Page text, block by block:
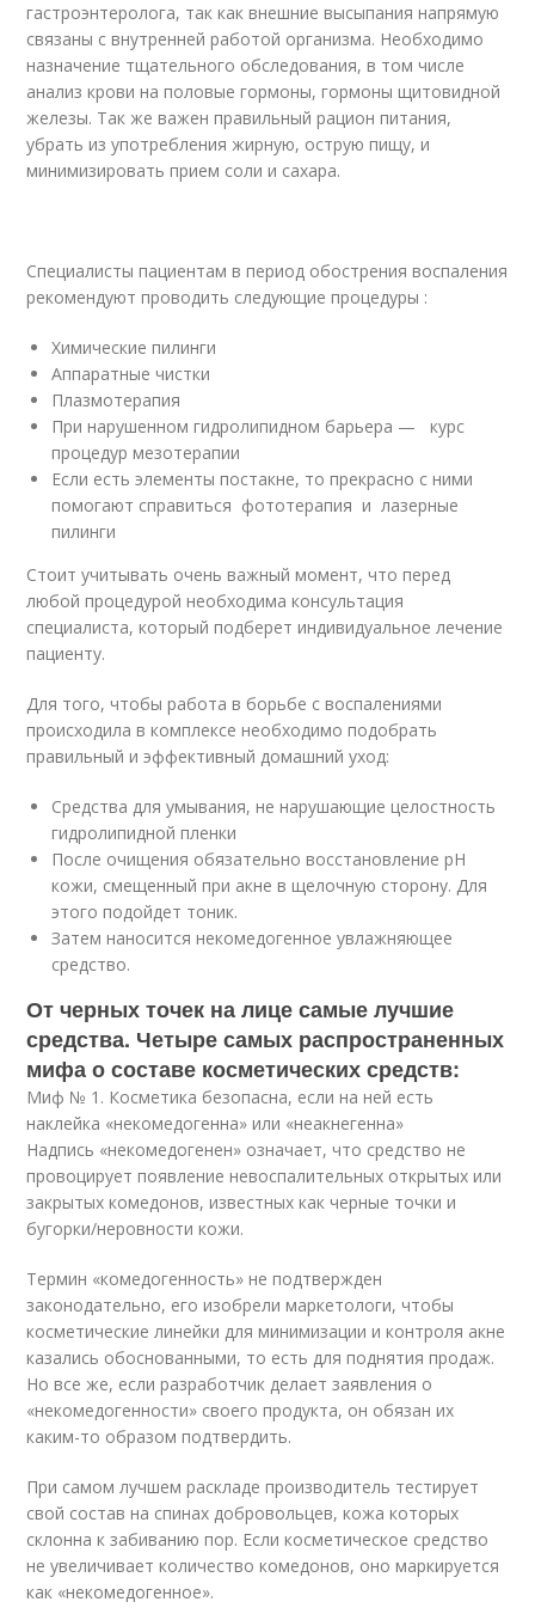
гастроэнтеролога, так как внешние высыпания напрямую
связаны с внутренней работой организма. Необходимо
назначение тщательного обследования, в том числе
анализ крови на половые гормоны, гормоны щитовидной
железы. Так же важен правильный рацион питания,
убрать из употребления жирную, острую пищу, и
минимизировать прием соли и сахара.
Специалисты пациентам в период обострения воспаления
рекомендуют проводить следующие процедуры :
Химические пилинги
Аппаратные чистки
Плазмотерапия
При нарушенном гидролипидном барьера — курс
процедур мезотерапии
Если есть элементы постакне, то прекрасно с ними
помогают справиться фототерапия и лазерные
пилинги
Стоит учитывать очень важный момент, что перед
любой процедурой необходима консультация
специалиста, который подберет индивидуальное лечение
пациенту.
Для того, чтобы работа в борьбе с воспалениями
происходила в комплексе необходимо подобрать
правильный и эффективный домашний уход:
Средства для умывания, не нарушающие целостность
гидролипидной пленки
После очищения обязательно восстановление pH
кожи, смещенный при акне в щелочную сторону. Для
этого подойдет тоник.
Затем наносится некомедогенное увлажняющее
средство.
От черных точек на лице самые лучшие
средства. Четыре самых распространенных
мифа о составе косметических средств:
Миф № 1. Косметика безопасна, если на ней есть
наклейка «некомедогенна» или «неакнегенна»
Надпись «некомедогенен» означает, что средство не
провоцирует появление невоспалительных открытых или
закрытых комедонов, известных как черные точки и
бугорки/неровности кожи.
Термин «комедогенность» не подтвержден
законодательно, его изобрели маркетологи, чтобы
косметические линейки для минимизации и контроля акне
казались обоснованными, то есть для поднятия продаж.
Но все же, если разработчик делает заявления о
«некомедогенности» своего продукта, он обязан их
каким-то образом подтвердить.
При самом лучшем раскладе производитель тестирует
свой состав на спинах добровольцев, кожа которых
склонна к забиванию пор. Если косметическое средство
не увеличивает количество комедонов, оно маркируется
как «некомедогенное».